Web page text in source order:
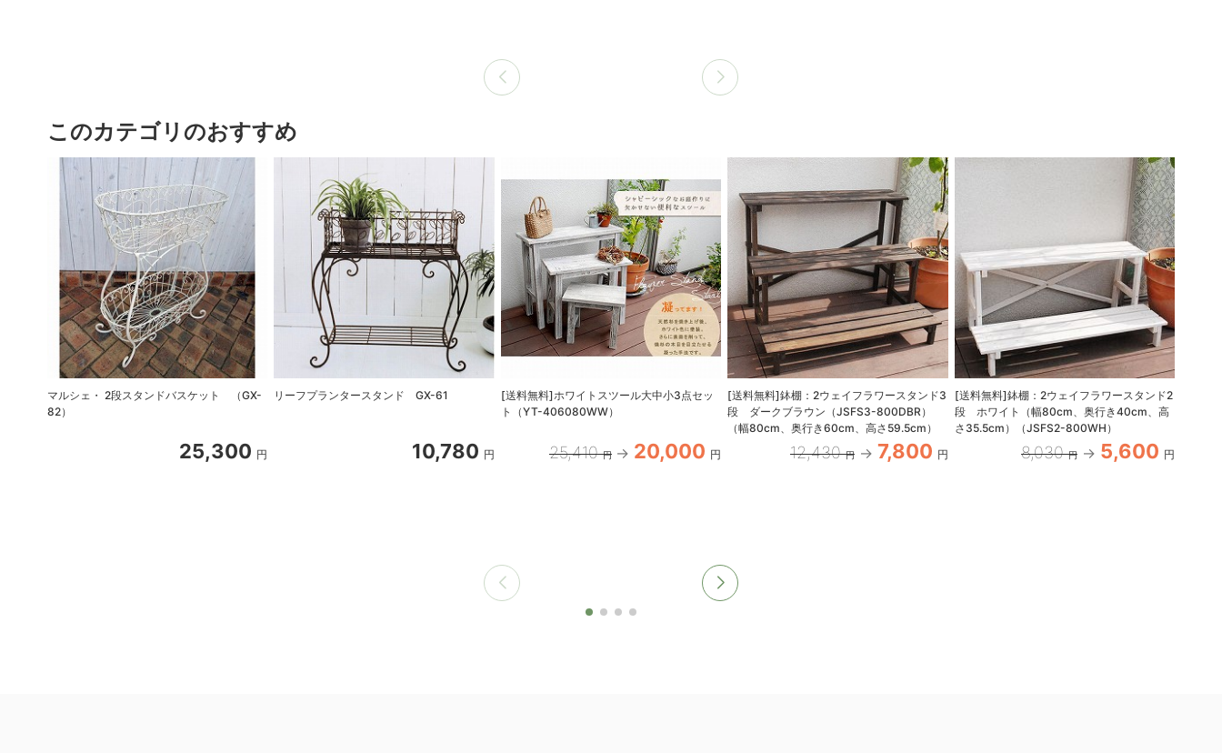
このカテゴリのおすすめ
マルシェ・ 2段スタンドバスケット （GX-
82）
25,300 円
リーフプランタースタンド GX-61
10,780 円
[送料無料]ホワイトスツール大中小3点セッ
ト（YT-406080WW）
25,410 円 20,000 円
[送料無料]鉢棚：2ウェイフラワースタンド3
段 ダークブラウン（JSFS3-800DBR）
（幅80cm、奥行き60cm、高さ59.5cm）
12,430 円 7,800 円
[送料無料]鉢棚：2ウェイフラワースタンド2
段 ホワイト（幅80cm、奥行き40cm、高
さ35.5cm）（JSFS2-800WH）
8,030 円 5,600 円